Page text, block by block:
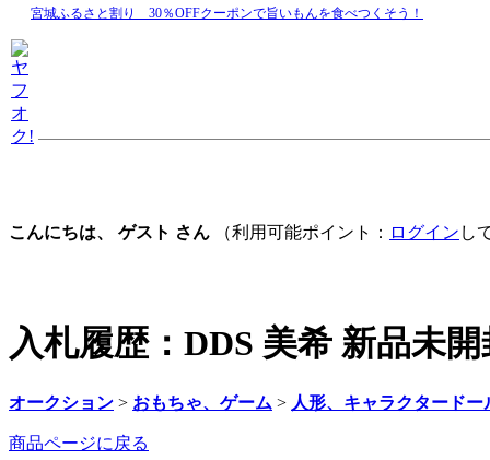
宮城ふるさと割り 30％OFFクーポンで旨いもんを食べつくそう！
こんにちは、 ゲスト さん （利用可能ポイント： ログイン し
入札履歴：DDS 美希 新品未開
オークション > おもちゃ、ゲーム > 人形、キャラクタードー
商品ページに戻る